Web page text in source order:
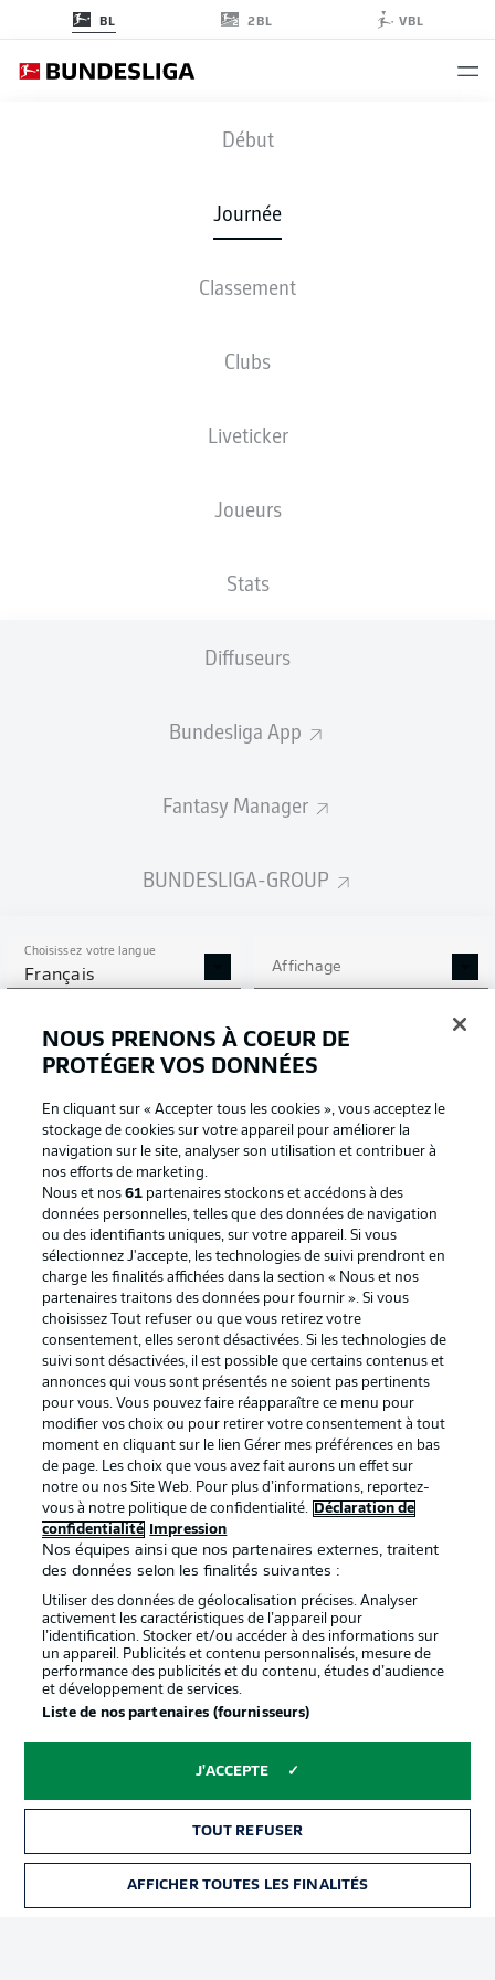
BL 2BL VBL
Début
Journée
Classement
Clubs
Liveticker
Joueurs
Stats
Diffuseurs
Bundesliga App
Fantasy Manager
BUNDESLIGA-GROUP
Choisissez votre langue
Français Affichage
Connexion
VFB - TSG
COMPOSITIONS STATISTIQUES
Les compositions seront annoncées
Football as it's meant to be
BUNDESLIGA APP
Proposé par
services
Mentions Légales Gérer mes préférences
NOUS PRENONS À COEUR DE
PROTÉGER VOS DONNÉES
En cliquant sur « Accepter tous les cookies », vous acceptez le
stockage de cookies sur votre appareil pour améliorer la
navigation sur le site, analyser son utilisation et contribuer à
nos efforts de marketing.
Nous et nos61 partenaires stockons et accédons à des
données personnelles, telles que des données de navigation
ou des identifiants uniques, sur votre appareil. Si vous
sélectionnez J'accepte, les technologies de suivi prendront en
charge les finalités affichées dans la section « Nous et nos
partenaires traitons des données pour fournir ». Si vous
choisissez Tout refuser ou que vous retirez votre
consentement, elles seront désactivées. Si les technologies de
suivi sont désactivées, il est possible que certains contenus et
annonces qui vous sont présentés ne soient pas pertinents
pour vous. Vous pouvez faire réapparaître ce menu pour
modifier vos choix ou pour retirer votre consentement à tout
moment en cliquant sur le lien Gérer mes préférences en bas
de page. Les choix que vous avez fait aurons un effet sur
notre ou nos Site Web. Pour plus d’informations, reportez-
vous à notre politique de confidentialité.
Déclaration de
confidentialité
Impression
Nos équipes ainsi que nos partenaires externes, traitent
des données selon les finalités suivantes :
Utiliser des données de géolocalisation précises. Analyser
activement les caractéristiques de l’appareil pour
l’identification. Stocker et/ou accéder à des informations sur
un appareil. Publicités et contenu personnalisés, mesure de
performance des publicités et du contenu, études d’audience
et développement de services.
Liste de nos partenaires (fournisseurs)
J'ACCEPTE
TOUT REFUSER
AFFICHER TOUTES LES FINALITÉS